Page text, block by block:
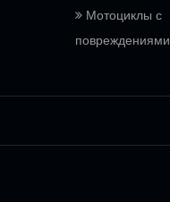
Мотоциклы с
повреждениями